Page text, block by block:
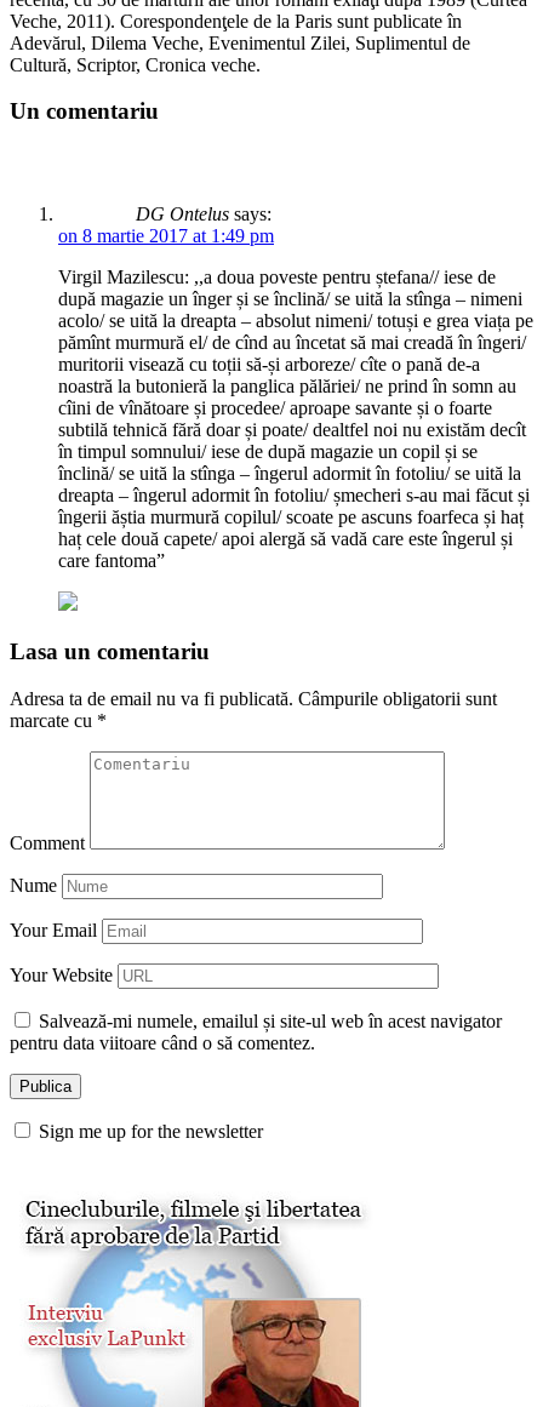
Veche, 2011). Corespondenţele de la Paris sunt publicate în
Adevărul, Dilema Veche, Evenimentul Zilei, Suplimentul de
Cultură, Scriptor, Cronica veche.
Un comentariu
DG Ontelus says:
on 8 martie 2017 at 1:49 pm
Virgil Mazilescu: ,,a doua poveste pentru ștefana// iese de
după magazie un înger și se înclină/ se uită la stînga – nimeni
acolo/ se uită la dreapta – absolut nimeni/ totuși e grea viața pe
pămînt murmură el/ de cînd au încetat să mai creadă în îngeri/
muritorii visează cu toții să-și arboreze/ cîte o pană de-a
noastră la butonieră la panglica pălăriei/ ne prind în somn au
cîini de vînătoare și procedee/ aproape savante și o foarte
subtilă tehnică fără doar și poate/ dealtfel noi nu existăm decît
în timpul somnului/ iese de după magazie un copil și se
înclină/ se uită la stînga – îngerul adormit în fotoliu/ se uită la
dreapta – îngerul adormit în fotoliu/ șmecheri s-au mai făcut și
îngerii ăștia murmură copilul/ scoate pe ascuns foarfeca și haț
haț cele două capete/ apoi alergă să vadă care este îngerul și
care fantoma”
Lasa un comentariu
Adresa ta de email nu va fi publicată. Câmpurile obligatorii sunt
marcate cu *
Comment
Nume
Your Email
Your Website
Salvează-mi numele, emailul și site-ul web în acest navigator
pentru data viitoare când o să comentez.
Sign me up for the newsletter